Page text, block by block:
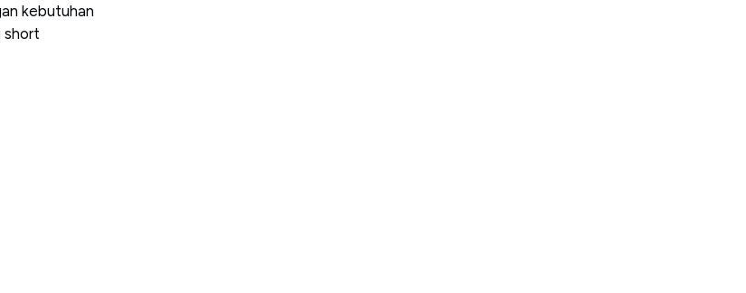
kebutuhan
short